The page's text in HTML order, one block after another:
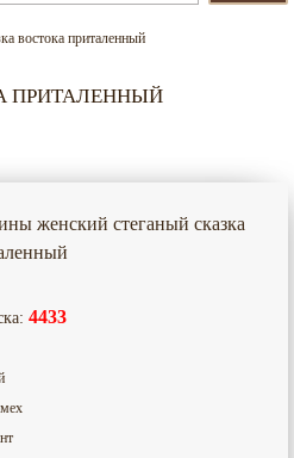
востока приталенный
ПРИТАЛЕННЫЙ
женский стеганый сказка
4433